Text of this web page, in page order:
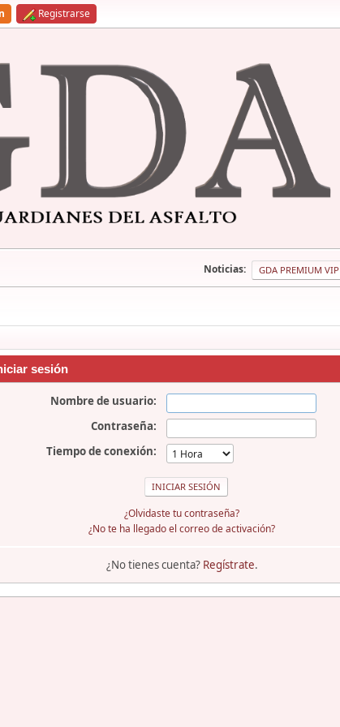
Registrarse
Noticias: GDA PREMIUM VIP
sesión
Nombre de usuario:
Contraseña:
Tiempo de conexión:
¿Olvidaste tu contraseña?
¿No te ha llegado el correo de activación?
¿No tienes cuenta? Regístrate.